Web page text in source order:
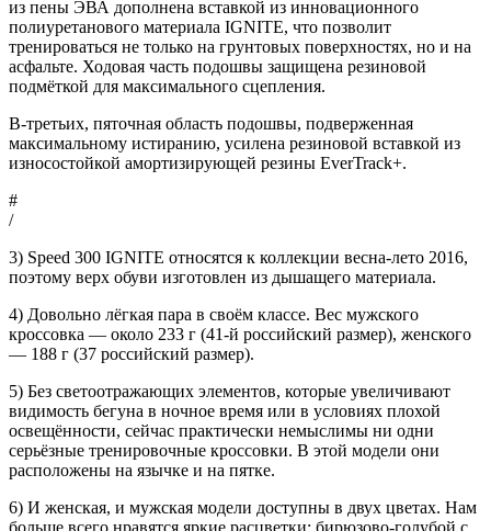
из пены ЭВА дополнена вставкой из инновационного
полиуретанового материала IGNITE, что позволит
тренироваться не только на грунтовых поверхностях, но и на
асфальте. Ходовая часть подошвы защищена резиновой
подмёткой для максимального сцепления.
В-третьих, пяточная область подошвы, подверженная
максимальному истиранию, усилена резиновой вставкой из
износостойкой амортизирующей резины EverTrack+.
#
/
3) Speed 300 IGNITE относятся к коллекции весна-лето 2016,
поэтому верх обуви изготовлен из дышащего материала.
4) Довольно лёгкая пара в своём классе. Вес мужского
кроссовка — около 233 г (41-й российский размер), женского
— 188 г (37 российский размер).
5) Без светоотражающих элементов, которые увеличивают
видимость бегуна в ночное время или в условиях плохой
освещённости, сейчас практически немыслимы ни одни
серьёзные тренировочные кроссовки. В этой модели они
расположены на язычке и на пятке.
6) И женская, и мужская модели доступны в двух цветах. Нам
больше всего нравятся яркие расцветки: бирюзово-голубой с